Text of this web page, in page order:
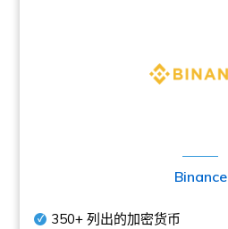
Binance
350+ 列出的加密货币